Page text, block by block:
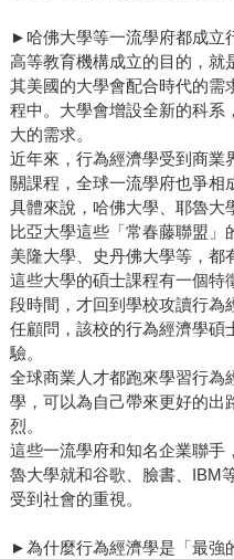
►哈佛大學等一流學府都成立
高等教育機構成立的目的，就
其美國的大學會配合時代的需
程中。大學會增設全新的科系
大的需求。
近年來，行為經濟學受到商業
關課程，全球一流學府也爭相
具體來說，哈佛大學、耶魯大
比亞大學這些「常春藤聯盟」
美隆大學、史丹佛大學等，都
這些大學的碩士課程有一個特
段時間，才回到學校攻讀行為
任顧問，該校的行為經濟學碩
驗。
全球商業人才都跑來學習行為
學，可以為自己帶來更好的出
烈。
這些一流學府和知名企業聯手
魯大學就和谷歌、臉書、IBM
受到社會的重視。
►為什麼行為經濟學是「最強